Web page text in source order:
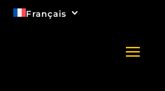
Français